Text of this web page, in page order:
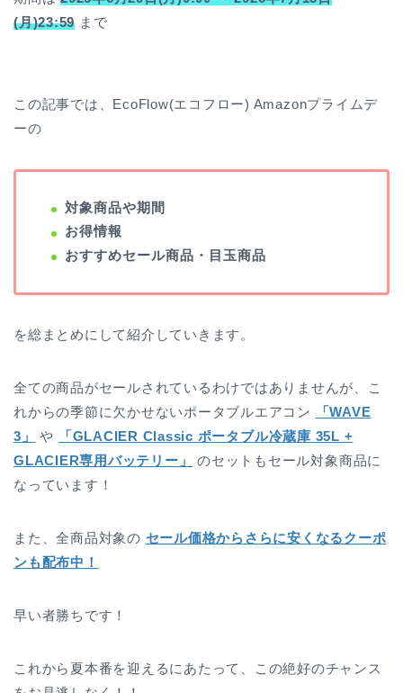
(月)23:59 まで
この記事では、EcoFlow(エコフロー) Amazonプライムデ
ーの
対象商品や期間
お得情報
おすすめセール商品・目玉商品
を総まとめにして紹介していきます。
全ての商品がセールされているわけではありませんが、こ
れからの季節に欠かせないポータブルエアコン
「WAVE
3」
や
「GLACIER Classic ポータブル冷蔵庫 35L +
GLACIER専用バッテリー」
のセットもセール対象商品に
なっています！
また、全商品対象の セール価格からさらに安くなるクーポ
ンも配布中！
早い者勝ちです！
これから夏本番を迎えるにあたって、この絶好のチャンス